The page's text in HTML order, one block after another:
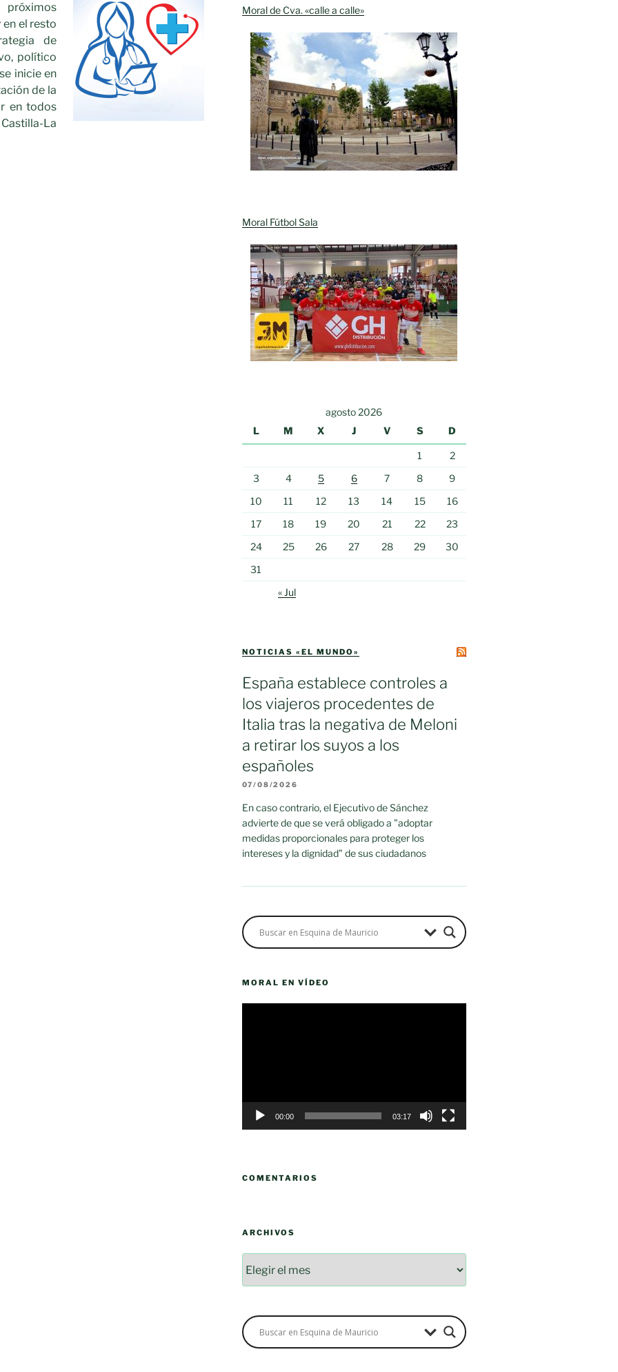
próximos
en el resto
de
político
inicie en
de la
en todos
La
Moral de Cva. «calle a calle»
Moral Fútbol Sala
agosto 2026
L
M X J V S D
1
2
3
4 5 6 7 8
9
10
11 12 13 14 15
16
17
18 19 20 21 22
23
24
25 26 27 28 29
30
31
« Jul
NOTICIAS «EL MUNDO»
España establece controles a
los viajeros procedentes de
Italia tras la negativa de Meloni
a retirar los suyos a los
españoles
07/08/2026
En caso contrario, el Ejecutivo de Sánchez
advierte de que se verá obligado a "adoptar
medidas proporcionales para proteger los
intereses y la dignidad" de sus ciudadanos
MORAL EN VÍDEO
00:00 03:17
COMENTARIOS
ARCHIVOS